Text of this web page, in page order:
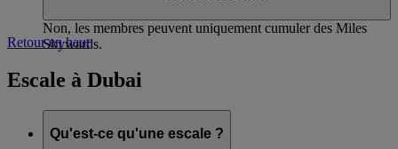
Non, les membres peuvent uniquement cumuler des Miles
Skywards.
Retour en haut
Escale à Dubai
Qu'est-ce qu'une escale ?